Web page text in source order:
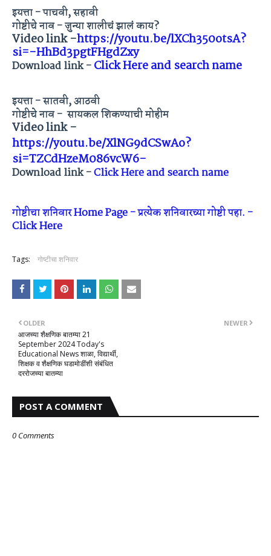
इयत्ता - पाचवी, सहावी
गोष्टीचे नाव - जुन्या शालीचं झालं काय?
Video link -https://youtu.be/lXCh350otsA?
si=-HhBd3pgtFHgdZxy
Download link -Click Here and search name
इयत्ता - सातवी, आठवी
गोष्टीचे नाव - सायकल शिकण्याची मोहीम
Video link -
https://youtu.be/XlNG9dCSwAo?
si=TZCdHzeM086vcW6-
Download link -Click Here and search name
गोष्टीचा शनिवार Home Page - प्रत्येक शनिवारच्या गोष्टी पहा. -
Click Here
Tags: गोष्टीचा शनिवार
NEWER
OLDER
आजच्या शैक्षणिक बातम्या 21
September 2024 Today's
Educational News शाळा, विद्यार्थी,
शिक्षक व शैक्षणिक घडामोडींशी संबंधित
दररोजच्या बातम्या
POST A COMMENT
0 Comments